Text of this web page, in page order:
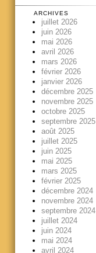
ARCHIVES
juillet 2026
juin 2026
mai 2026
avril 2026
mars 2026
février 2026
janvier 2026
décembre 2025
novembre 2025
octobre 2025
septembre 2025
août 2025
juillet 2025
juin 2025
mai 2025
mars 2025
février 2025
décembre 2024
novembre 2024
septembre 2024
juillet 2024
juin 2024
mai 2024
avril 2024